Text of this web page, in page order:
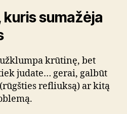
sumažėja
užklumpa krūtinę, bet
judate… gerai, galbūt
refliuksą) ar kitą